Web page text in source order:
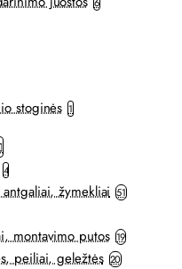
stoginės 1
4
žymekliai 51
montavimo putos 19
peiliai, geležtės 20